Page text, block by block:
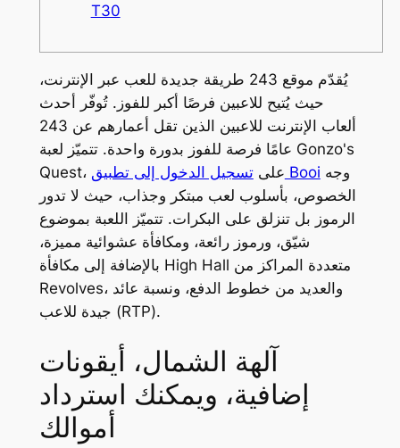
T30
يُقدّم موقع 243 طريقة جديدة للعب عبر الإنترنت،
حيث يُتيح للاعبين فرصًا أكبر للفوز. تُوفّر أحدث
ألعاب الإنترنت للاعبين الذين تقل أعمارهم عن 243
عامًا فرصة للفوز بدورة واحدة. تتميّز لعبة Gonzo's
Quest، على تسجيل الدخول إلى تطبيق Booi
الخصوص، بأسلوب لعب مبتكر وجذاب، حيث لا تدور
الرموز بل تنزلق على البكرات.تتميّز اللعبة بموضوع
شيّق، ورموز رائعة، ومكافأة عشوائية مميزة،
بالإضافة إلى مكافأة High Hall متعددة المراكز من
Revolves، والعديد من خطوط الدفع، ونسبة عائد
جيدة للاعب (RTP).
آلهة الشمال، أيقونات
إضافية، ويمكنك استرداد
أموالك